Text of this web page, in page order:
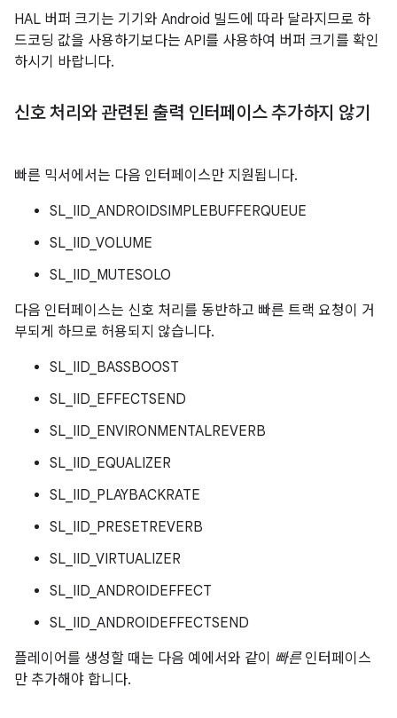
HAL 버퍼 크기는 기기와 Android 빌드에 따라 달라지므로 하
드코딩 값을 사용하기보다는 API를 사용하여 버퍼 크기를 확인
하시기 바랍니다.
신호 처리와 관련된 출력 인터페이스 추가하지 않기
빠른 믹서에서는 다음 인터페이스만 지원됩니다.
SL_IID_ANDROIDSIMPLEBUFFERQUEUE
SL_IID_VOLUME
SL_IID_MUTESOLO
다음 인터페이스는 신호 처리를 동반하고 빠른 트랙 요청이 거
부되게 하므로 허용되지 않습니다.
SL_IID_BASSBOOST
SL_IID_EFFECTSEND
SL_IID_ENVIRONMENTALREVERB
SL_IID_EQUALIZER
SL_IID_PLAYBACKRATE
SL_IID_PRESETREVERB
SL_IID_VIRTUALIZER
SL_IID_ANDROIDEFFECT
SL_IID_ANDROIDEFFECTSEND
플레이어를 생성할 때는 다음 예에서와 같이 빠른 인터페이스
만 추가해야 합니다.